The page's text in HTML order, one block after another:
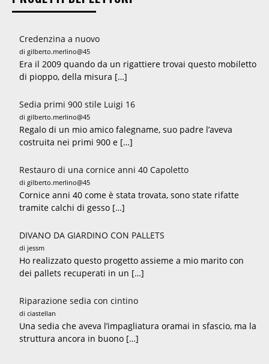
Credenzina a nuovo
di gilberto.merlino@45
Era il 2009 quando da un rigattiere trovai questo mobiletto
di pioppo, della misura […]
Sedia primi 900 stile Luigi 16
di gilberto.merlino@45
Regalo di un mio amico falegname, suo padre l’aveva
costruita nei primi 900 e […]
Restauro di una cornice anni 40 Capoletto
di gilberto.merlino@45
Cornice anni 40 come è stata trovata, sono state rifatte
tramite calchi di gesso […]
DIVANO DA GIARDINO CON PALLETS
di jessm
Ho realizzato questo progetto assieme a mio marito con
dei pallets recuperati in un […]
Riparazione sedia con cintino
di ciastellan
Una sedia che aveva l’impagliatura oramai in sfascio, ma la
struttura ancora in buono […]